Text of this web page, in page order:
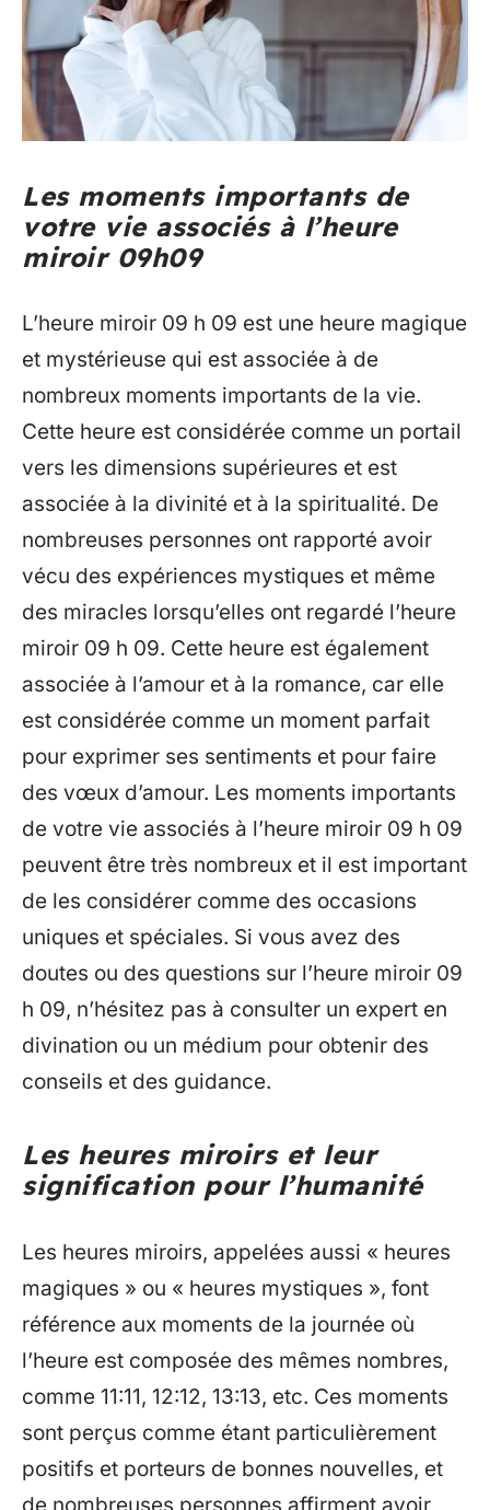
Les moments importants de
votre vie associés à l’heure
miroir 09h09
L’heure miroir 09 h 09 est une heure magique
et mystérieuse qui est associée à de
nombreux moments importants de la vie.
Cette heure est considérée comme un portail
vers les dimensions supérieures et est
associée à la divinité et à la spiritualité. De
nombreuses personnes ont rapporté avoir
vécu des expériences mystiques et même
des miracles lorsqu’elles ont regardé l’heure
miroir 09 h 09. Cette heure est également
associée à l’amour et à la romance, car elle
est considérée comme un moment parfait
pour exprimer ses sentiments et pour faire
des vœux d’amour. Les moments importants
de votre vie associés à l’heure miroir 09 h 09
peuvent être très nombreux et il est important
de les considérer comme des occasions
uniques et spéciales. Si vous avez des
doutes ou des questions sur l’heure miroir 09
h 09, n’hésitez pas à consulter un expert en
divination ou un médium pour obtenir des
conseils et des guidance.
Les heures miroirs et leur
signification pour l’humanité
Les heures miroirs, appelées aussi « heures
magiques » ou « heures mystiques », font
référence aux moments de la journée où
l’heure est composée des mêmes nombres,
comme 11:11, 12:12, 13:13, etc. Ces moments
sont perçus comme étant particulièrement
positifs et porteurs de bonnes nouvelles, et